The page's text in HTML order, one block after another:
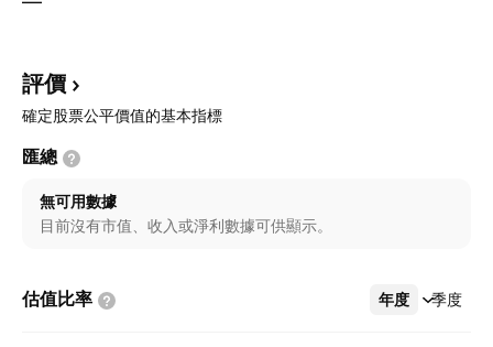
評價
確定股票公平價值的基本指標
匯總
無可用數據
目前沒有市值、收入或淨利數據可供顯示。
估值比率 年度 季度
更多